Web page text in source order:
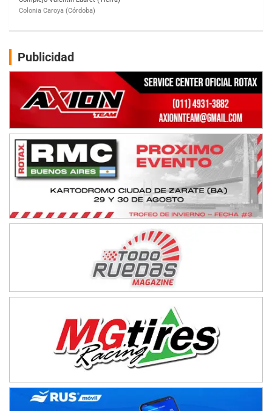
ENTRERRIANO - F6
Parque de la Velocidad (Asfalto)
SUR ENTRERRIANO - F6
Hugo "Gato" Molini (Tierra)
Nogoyá (Entre Ríos)
RIOJANO - F6
Ciudad de La Rioja (Asfalto)
PROKART NEUQUINO - F6
Autódromo de Neuquén (Asfalto)
Centenario (Neuquén)
CENTRO BONAERENSE - F6
25 de Mayo (Buenos Aires)
COBERTURA ON-LINE DE E-KART.COM.AR
APAK - F6
PROKART METROPOLITANO - F1
Rubén Luis Di Palma (Asfalto)
Ciudad Evita (Buenos Aires)
AKPS - F6
Kartódromo AKPS (Asfalto)
Publicidad